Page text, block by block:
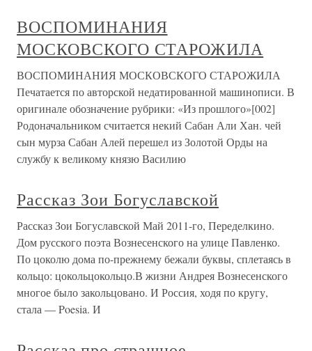
ВОСПОМИНАНИЯ
МОСКОВСКОГО СТАРОЖИЛА
ВОСПОМИНАНИЯ МОСКОВСКОГО СТАРОЖИЛА
Печатается по авторской недатированной машинописи. В
оригинале обозначение рубрики: «Из прошлого»[002]
Родоначальником считается некий Сабан Али Хан. чей
сын мурза Сабан Алей перешел из Золотой Орды на
службу к великому князю Василию
Рассказ Зои Богуславской
Рассказ Зои Богуславской Май 2011-го, Переделкино.
Дом русского поэта Вознесенского на улице Павленко.
По цоколю дома по-прежнему бежали буквы, сплетаясь в
кольцо: цокольцокольцо.В жизни Андрея Вознесенского
многое было закольцовано. И Россия, ходя по кругу,
стала — Poesia. И